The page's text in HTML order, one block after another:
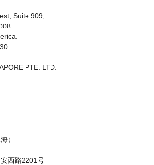
Suite 909,
PTE. LTD.
）
西路2201号